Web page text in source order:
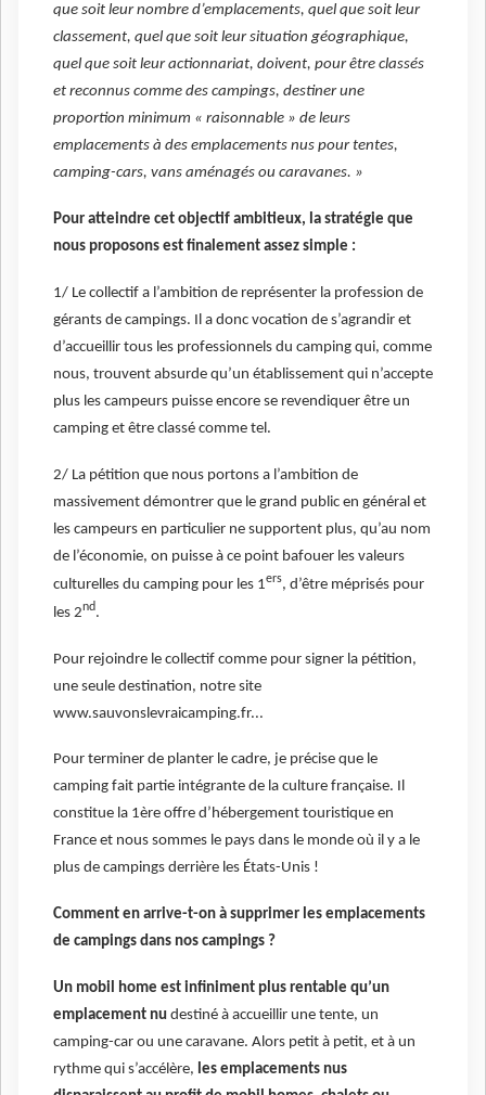
que soit leur nombre d’emplacements, quel que soit leur
classement, quel que soit leur situation géographique,
quel que soit leur actionnariat, doivent, pour être classés
et reconnus comme des campings, destiner une
proportion minimum « raisonnable » de leurs
emplacements à des emplacements nus pour tentes,
camping-cars, vans aménagés ou caravanes. »
Pour atteindre cet objectif ambitieux, la stratégie que
nous proposons est finalement assez simple :
1/ Le collectif a l’ambition de représenter la profession de
gérants de campings. Il a donc vocation de s’agrandir et
d’accueillir tous les professionnels du camping qui, comme
nous, trouvent absurde qu’un établissement qui n’accepte
plus les campeurs puisse encore se revendiquer être un
camping et être classé comme tel.
2/ La pétition que nous portons a l’ambition de
massivement démontrer que le grand public en général et
les campeurs en particulier ne supportent plus, qu’au nom
de l’économie, on puisse à ce point bafouer les valeurs
culturelles du camping pour les 1ers, d’être méprisés pour
les 2nd.
Pour rejoindre le collectif comme pour signer la pétition,
une seule destination, notre site
www.sauvonslevraicamping.fr...
Pour terminer de planter le cadre, je précise que le
camping fait partie intégrante de la culture française. Il
constitue la 1ère offre d’hébergement touristique en
France et nous sommes le pays dans le monde où il y a le
plus de campings derrière les États-Unis !
Comment en arrive-t-on à supprimer les emplacements
de campings dans nos campings ?
Un mobil home est infiniment plus rentable qu’un
emplacement nu destiné à accueillir une tente, un
camping-car ou une caravane. Alors petit à petit, et à un
rythme qui s’accélère, les emplacements nus